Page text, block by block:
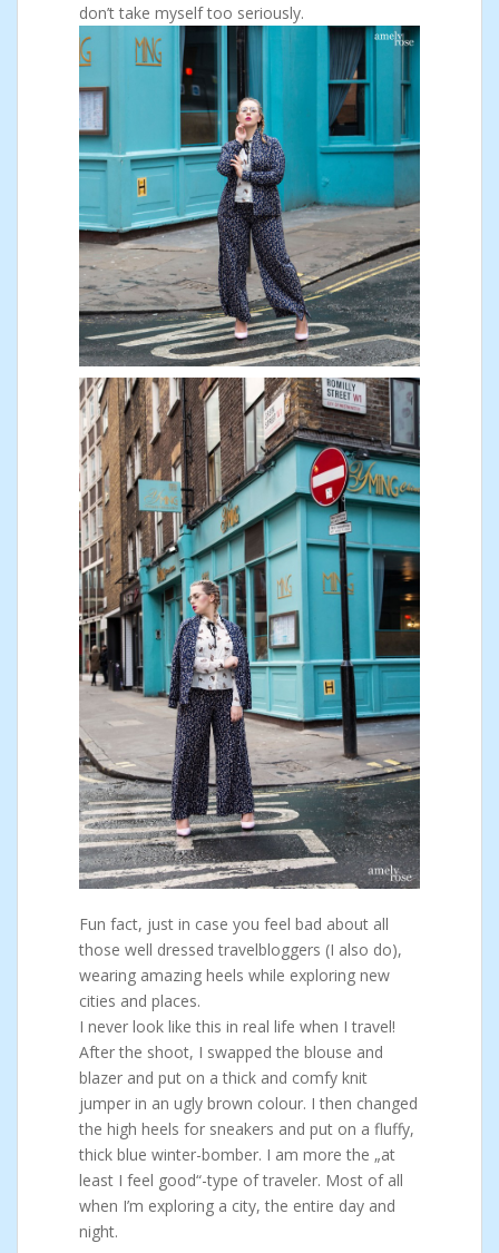
don’t take myself too seriously.
Fun fact, just in case you feel bad about all
those well dressed travelbloggers (I also do),
wearing amazing heels while exploring new
cities and places.
I never look like this in real life when I travel!
After the shoot, I swapped the blouse and
blazer and put on a thick and comfy knit
jumper in an ugly brown colour. I then changed
the high heels for sneakers and put on a fluffy,
thick blue winter-bomber. I am more the „at
least I feel good“-type of traveler. Most of all
when I’m exploring a city, the entire day and
night.